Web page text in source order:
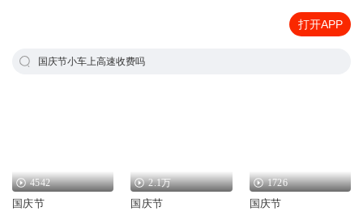
打开APP
国庆节小车上高速收费吗
4542
国庆节
2.1万
国庆节
1726
国庆节